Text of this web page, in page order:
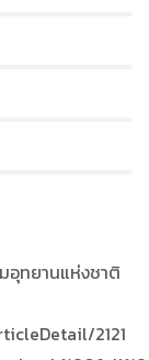
อุทยานแห่งชาติ
2121